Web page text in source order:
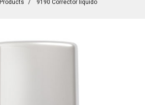
Products 9190 Corrector líquido